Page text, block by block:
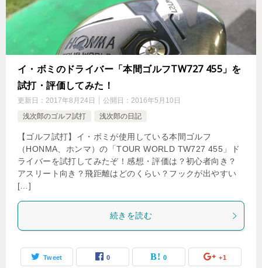
イ・ボミのドライバー「本間ゴルフTW727 455」を
試打・評価してみた！
更新日： 2017年8月24日 公開日： 2016年5月10日
浅次郎のゴルフ試打
浅次郎の日記
【ゴルフ試打】イ・ボミが使用している本間ゴルフ
（HONMA、ホンマ）の「TOUR WORLD TW727 455」ド
ライバーを試打してみたぞ！感想・評価は？初心者向き？
アスリート向き？飛距離はどのくらい？フックが出やすい
[…]
続きを読む
Tweet 0 0 +1